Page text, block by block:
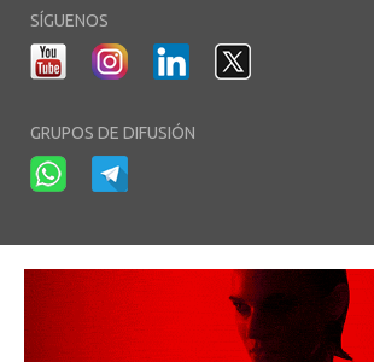
SÍGUENOS
GRUPOS DE DIFUSIÓN
Aviso Legal - Política de Privacidad -Política de Cookies